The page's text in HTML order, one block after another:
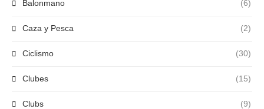
Balonmano (6)
Caza y Pesca (2)
Ciclismo (30)
Clubes (15)
Clubs (9)